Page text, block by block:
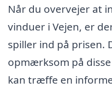
Når du overvejer at
vinduer i Vejen, er
spiller ind på prisen.
opmærksom på
kan træffe en